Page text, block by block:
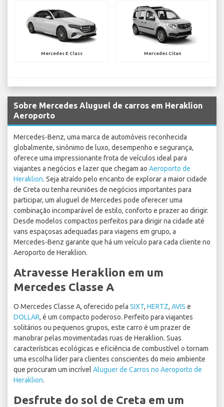
Mercedes E Class Mercedes Citan
Sobre Mercedes Aluguel de carros em Heraklion
Aeroporto
Mercedes-Benz, uma marca de automóveis reconhecida
globalmente, sinônimo de luxo, desempenho e segurança,
oferece uma impressionante frota de veículos ideal para
viajantes a negócios e lazer que chegam ao Aeroporto de
Heraklion. Seja atraído pelo encanto de explorar a maior cidade
de Creta ou tenha reuniões de negócios importantes para
participar, um aluguel de Mercedes pode oferecer uma
combinação incomparável de estilo, conforto e prazer ao dirigir.
Desde modelos compactos perfeitos para dirigir na cidade até
vans espaçosas adequadas para viagens em grupo, a
Mercedes-Benz garante que há um veículo para cada cliente no
Aeroporto de Heraklion.
Atravesse Heraklion em um
Mercedes Classe A
O Mercedes Classe A, oferecido pela SIXT, HERTZ, AVIS e
DOLLAR, é um compacto poderoso. Perfeito para viajantes
solitários ou pequenos grupos, este carro é um prazer de
manobrar pelas movimentadas ruas de Heraklion. Suas
características ecológicas e eficiência de combustível o tornam
uma escolha líder para clientes conscientes do meio ambiente
que procuram um incrível Aluguer de Carros no Aeroporto de
Heraklion.
Desfrute do sol de Creta em um